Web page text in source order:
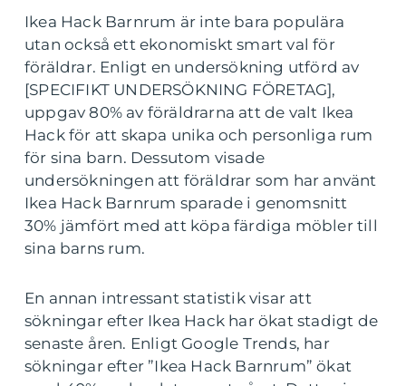
Ikea Hack Barnrum är inte bara populära
utan också ett ekonomiskt smart val för
föräldrar. Enligt en undersökning utförd av
[SPECIFIKT UNDERSÖKNING FÖRETAG],
uppgav 80% av föräldrarna att de valt Ikea
Hack för att skapa unika och personliga rum
för sina barn. Dessutom visade
undersökningen att föräldrar som har använt
Ikea Hack Barnrum sparade i genomsnitt
30% jämfört med att köpa färdiga möbler till
sina barns rum.
En annan intressant statistik visar att
sökningar efter Ikea Hack har ökat stadigt de
senaste åren. Enligt Google Trends, har
sökningar efter ”Ikea Hack Barnrum” ökat